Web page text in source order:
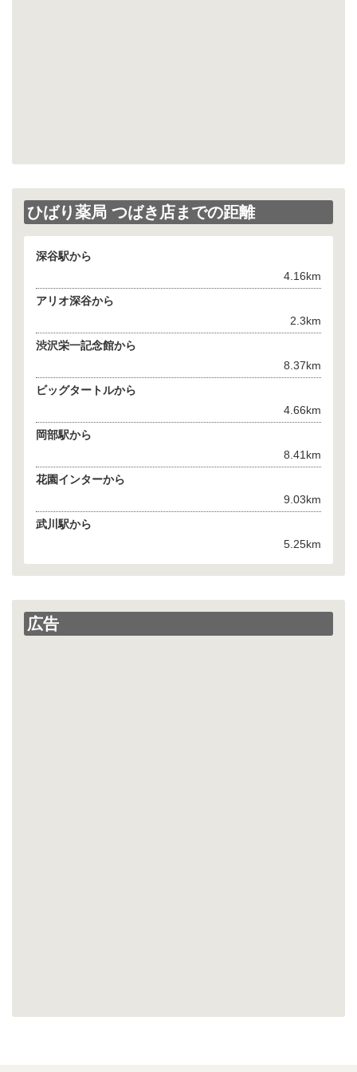
ひばり薬局 つばき店までの距離
深谷駅から
4.16km
アリオ深谷から
2.3km
渋沢栄一記念館から
8.37km
ビッグタートルから
4.66km
岡部駅から
8.41km
花園インターから
9.03km
武川駅から
5.25km
広告